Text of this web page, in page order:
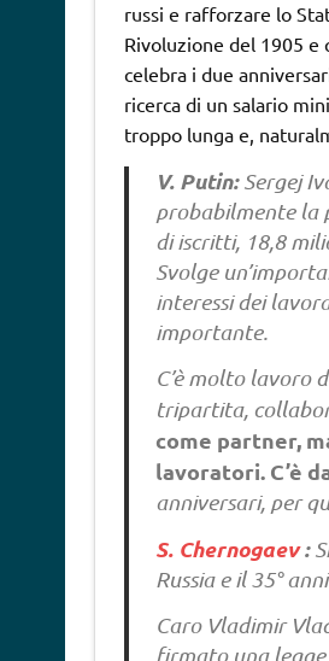
russi e rafforzare lo
Rivoluzione del 1905
celebra i due
ricerca di un salario
troppo lunga e,
V. Putin:Sergej
probabilmente la
di iscritti, 18,8
Svolge
interessi dei
importante.
C’è molto lavoro
tripartita,
come partner,
lavoratori. C’è
anniversari, per
S. Chernogaev:
Russia e il 35°
Caro Vladimir
firmato una legge